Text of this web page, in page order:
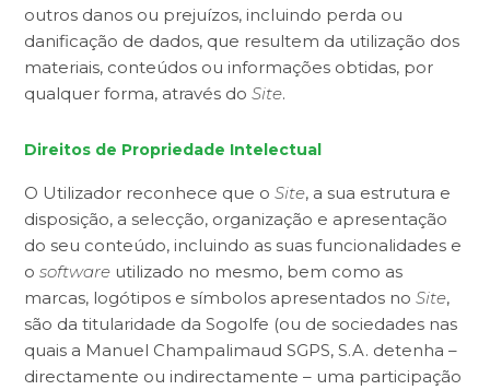
outros danos ou prejuízos, incluindo perda ou
danificação de dados, que resultem da utilização dos
materiais, conteúdos ou informações obtidas, por
qualquer forma, através doSite.
Direitos de Propriedade Intelectual
O Utilizador reconhece que oSite, a sua estrutura e
disposição, a selecção, organização e apresentação
do seu conteúdo, incluindo as suas funcionalidades e
osoftware utilizado no mesmo, bem como as
marcas, logótipos e símbolos apresentados noSite,
são da titularidade da Sogolfe (ou de sociedades nas
quais a Manuel Champalimaud SGPS, S.A. detenha –
directamente ou indirectamente – uma participação